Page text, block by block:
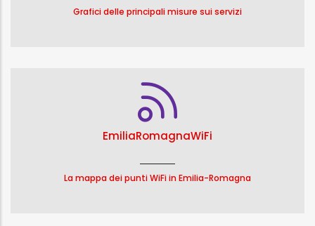
Grafici delle principali misure sui servizi
EmiliaRomagnaWiFi
La mappa dei punti WiFi in Emilia-Romagna